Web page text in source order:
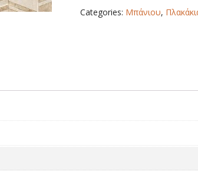
Categories: Μπάνιου,